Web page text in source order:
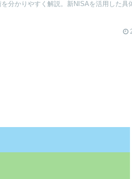
分かりやすく解説。新NISAを活用した具